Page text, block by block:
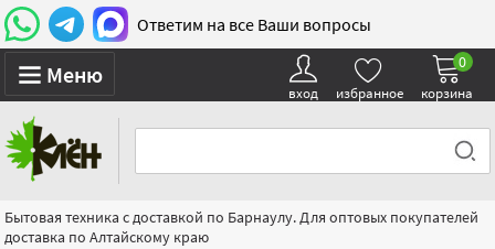
Ответим на все Ваши вопросы
Меню
вход избранное корзина
0
Бытовая техника с доставкой по Барнаулу. Для оптовых покупателей
доставка по Алтайскому краю